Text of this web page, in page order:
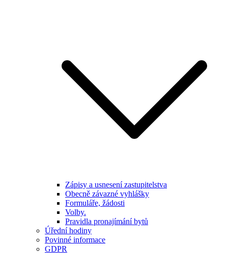
Zápisy a usnesení zastupitelstva
Obecně závazné vyhlášky
Formuláře, žádosti
Volby.
Pravidla pronajímání bytů
Úřední hodiny
Povinné informace
GDPR